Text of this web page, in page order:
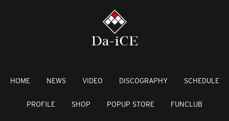
HOME NEWS VIDEO DISCOGRAPHY SCHEDULE
PROFILE SHOP POPUP STORE FUNCLUB